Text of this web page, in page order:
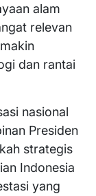
alam
relevan
dan rantai
nasional
Presiden
strategis
Indonesia
yang